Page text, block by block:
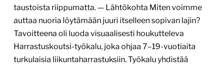
taustoista riippumatta. — Lähtökohta Miten voimme
auttaa nuoria löytämään juuri itselleen sopivan lajin?
Tavoitteena oli luoda visuaalisesti houkutteleva
Harrastuskoutsi-työkalu, joka ohjaa 7–19-vuotiaita
turkulaisia liikuntaharrastuksiin. Työkalu yhdistää